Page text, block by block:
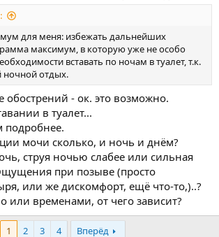
для меня: избежать дальнейших
максимум, в которую уже не особо
вставать по ночам в туалет, т.к.
ночной отдых.
обострений - ок. это возможно.
в туалет...
подробнее.
мочи сколько, и ночь и днём?
струя ночью слабее или сильная
при позыве (просто
или же дискомфорт, ещё что-то,)..?
или временами, от чего зависит?
1 2 3 4
Вперёд